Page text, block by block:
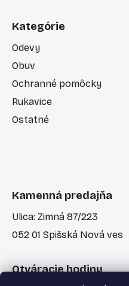
Kategórie
Odevy
Obuv
Ochranné pomôcky
Rukavice
Ostatné
Kamenná predajňa
Ulica: Zimná 87/223
052 01 Spišská Nová ves
Otváracie hodiny